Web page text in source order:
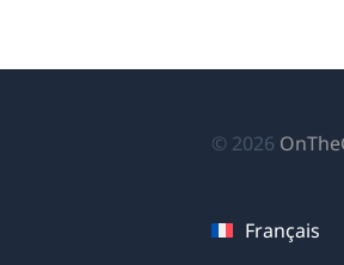
© 2026
Français